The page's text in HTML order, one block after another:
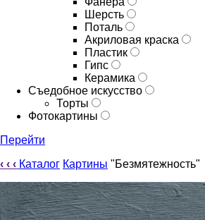
Шерсть
Поталь
Акриловая краска
Пластик
Гипс
Керамика
Съедобное искусство
Торты
Фотокартины
Перейти
‹ ‹ ‹ Каталог Картины "Безмятежность"